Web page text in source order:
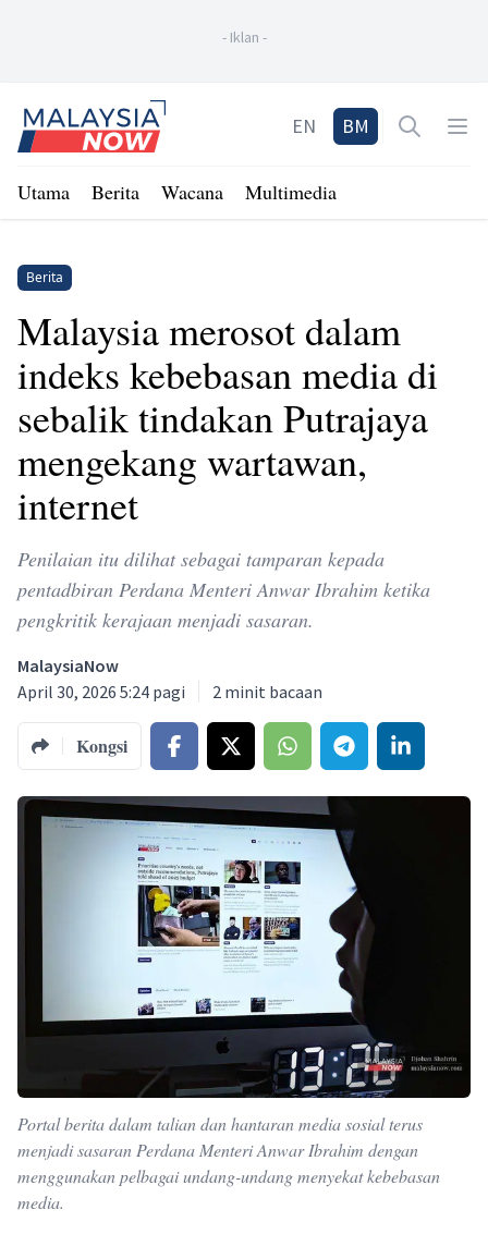
- Iklan -
Home
EN BM Open
Utama Berita Wacana Multimedia
Berita
Malaysia merosot dalam
indeks kebebasan media di
sebalik tindakan Putrajaya
mengekang wartawan,
internet
Penilaian itu dilihat sebagai tamparan kepada
pentadbiran Perdana Menteri Anwar Ibrahim ketika
pengkritik kerajaan menjadi sasaran.
MalaysiaNow
April 30, 2026 5:24 pagi
2 minit bacaan
Kongsi
Portal berita dalam talian dan hantaran media sosial terus
menjadi sasaran Perdana Menteri Anwar Ibrahim dengan
menggunakan pelbagai undang-undang menyekat kebebasan
media.